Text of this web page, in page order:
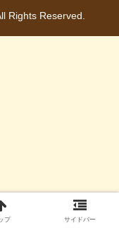
Rights Reserved.
プ サイドバー